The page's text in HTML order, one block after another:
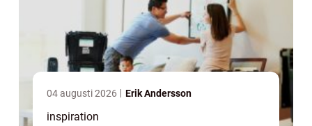
04 augusti 2026 Erik Andersson
inspiration